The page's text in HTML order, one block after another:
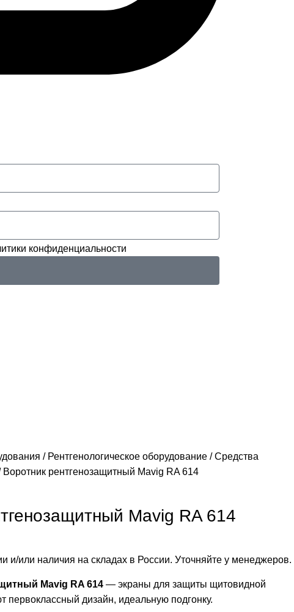
конфиденциальности
Рентгенологическое оборудование
Средства
Воротник рентгенозащитный Mavig RA 614
Mavig RA 614
и/или наличия на складах в России. Уточняйте у менеджеров.
Mavig RA 614 — экраны для защиты щитовидной
первоклассный дизайн, идеальную подгонку.